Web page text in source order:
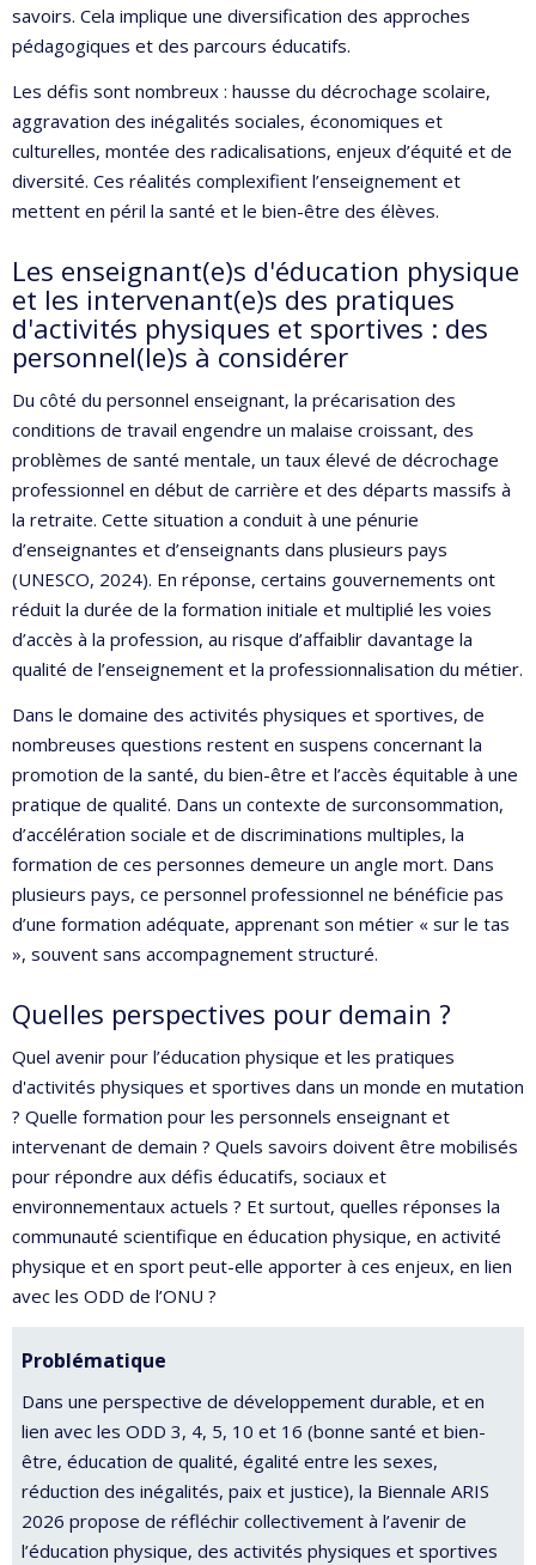
savoirs. Cela implique une diversification des approches
pédagogiques et des parcours éducatifs.
Les défis sont nombreux : hausse du décrochage scolaire,
aggravation des inégalités sociales, économiques et
culturelles, montée des radicalisations, enjeux d’équité et de
diversité. Ces réalités complexifient l’enseignement et
mettent en péril la santé et le bien-être des élèves.
Les enseignant(e)s d'éducation physique
et les intervenant(e)s des pratiques
d'activités physiques et sportives : des
personnel(le)s à considérer
Du côté du personnel enseignant, la précarisation des
conditions de travail engendre un malaise croissant, des
problèmes de santé mentale, un taux élevé de décrochage
professionnel en début de carrière et des départs massifs à
la retraite. Cette situation a conduit à une pénurie
d’enseignantes et d’enseignants dans plusieurs pays
(UNESCO, 2024). En réponse, certains gouvernements ont
réduit la durée de la formation initiale et multiplié les voies
d’accès à la profession, au risque d’affaiblir davantage la
qualité de l’enseignement et la professionnalisation du métier.
Dans le domaine des activités physiques et sportives, de
nombreuses questions restent en suspens concernant la
promotion de la santé, du bien-être et l’accès équitable à une
pratique de qualité. Dans un contexte de surconsommation,
d’accélération sociale et de discriminations multiples, la
formation de ces personnes demeure un angle mort. Dans
plusieurs pays, ce personnel professionnel ne bénéficie pas
d’une formation adéquate, apprenant son métier « sur le tas
», souvent sans accompagnement structuré.
Quelles perspectives pour demain ?
Quel avenir pour l’éducation physique et les pratiques
d'activités physiques et sportives dans un monde en mutation
? Quelle formation pour les personnels enseignant et
intervenant de demain ? Quels savoirs doivent être mobilisés
pour répondre aux défis éducatifs, sociaux et
environnementaux actuels ? Et surtout, quelles réponses la
communauté scientifique en éducation physique, en activité
physique et en sport peut-elle apporter à ces enjeux, en lien
avec les ODD de l’ONU ?
Problématique
Dans une perspective de développement durable, et en
lien avec les ODD 3, 4, 5, 10 et 16 (bonne santé et bien-
être, éducation de qualité, égalité entre les sexes,
réduction des inégalités, paix et justice), la Biennale ARIS
2026 propose de réfléchir collectivement à l’avenir de
l’éducation physique, des activités physiques et sportives